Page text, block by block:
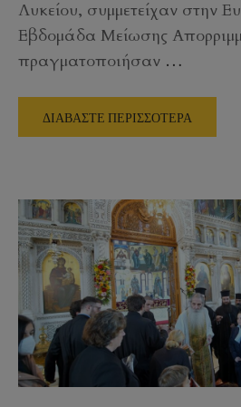
Λυκείου, συμμετείχαν στην
Εβδομάδα Μείωσης
πραγματοποιήσαν …
ΔΙΑΒΑΣΤΕ ΠΕΡΙΣΣΟΤΕΡΑ